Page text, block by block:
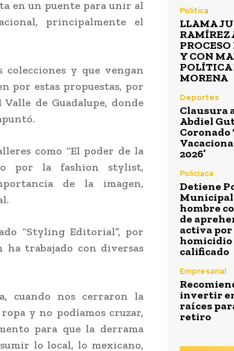
en un puente para unir al
principalmente el
colecciones y que vengan
por estas propuestas, por
de Guadalupe, donde
como “El poder de la
por la fashion stylist,
de la imagen,
“Styling Editorial”, por
ha trabajado con diversas
cuando nos cerraron la
y no podíamos cruzar,
para que la derrama
lo local, lo mexicano,
Política
LLAMA
RAMÍREZ
Y CON
POLÍTICA
MORENA
Deportes
Clausura
Abdiel
Coronado
2026’
Policiaca
Detiene
Municipal
hombre
de
activa por
homicidio
calificado
Empresarial
invertir
raíces
retiro